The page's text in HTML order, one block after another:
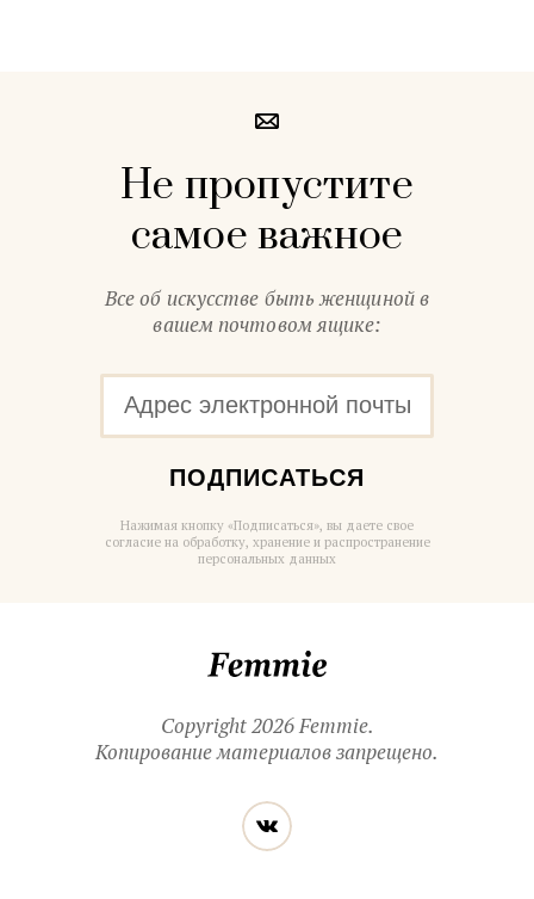
Не пропустите
самое важное
Все об искусстве быть женщиной в
вашем почтовом ящике:
ПОДПИСАТЬСЯ
Нажимая кнопку «Подписаться», вы даете свое
согласие на обработку, хранение и распространение
персональных данных
Copyright 2026 Femmie.
Копирование материалов запрещено.
Читайте
нас
в социальных